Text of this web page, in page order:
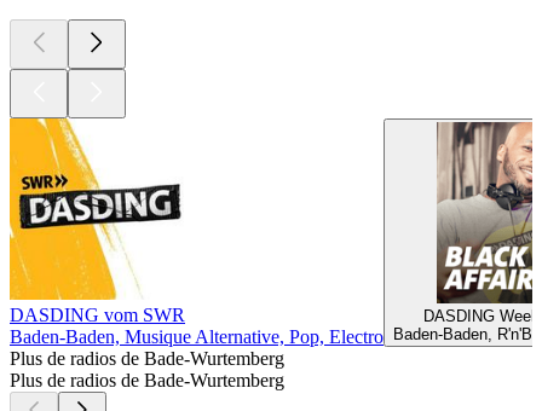
DASDING vom SWR
Baden-Baden, Musique Alternative, Pop, Electro
DASDING
Baden-Baden,
Plus de radios de Bade-Wurtemberg
Plus de radios de Bade-Wurtemberg